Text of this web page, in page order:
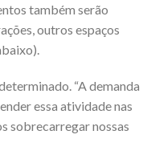
também serão
outros espaços
“A demanda
essa atividade nas
sobrecarregar nossas